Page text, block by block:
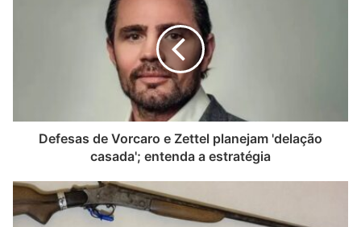
Defesas de Vorcaro e Zettel planejam 'delação
casada'; entenda a estratégia